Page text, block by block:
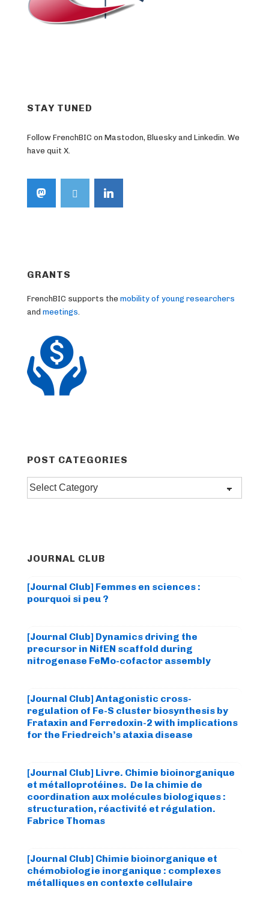
STAY TUNED
Follow FrenchBIC on Mastodon, Bluesky and Linkedin. We
have quit X.
GRANTS
FrenchBIC supports the mobility of young researchers
and meetings
POST CATEGORIES
Post
categories
JOURNAL CLUB
[Journal Club] Femmes en sciences :
pourquoi si peu ?
[Journal Club] Dynamics driving the
precursor in NifEN scaffold during
nitrogenase FeMo-cofactor assembly
[Journal Club] Antagonistic cross-
regulation of Fe-S cluster biosynthesis by
Frataxin and Ferredoxin-2 with implications
for the Friedreich’s ataxia disease
[Journal Club] Livre. Chimie bioinorganique
et métalloprotéines. De la chimie de
coordination aux molécules biologiques :
structuration, réactivité et régulation.
Fabrice Thomas
[Journal Club] Chimie bioinorganique et
chémobiologie inorganique : complexes
métalliques en contexte cellulaire